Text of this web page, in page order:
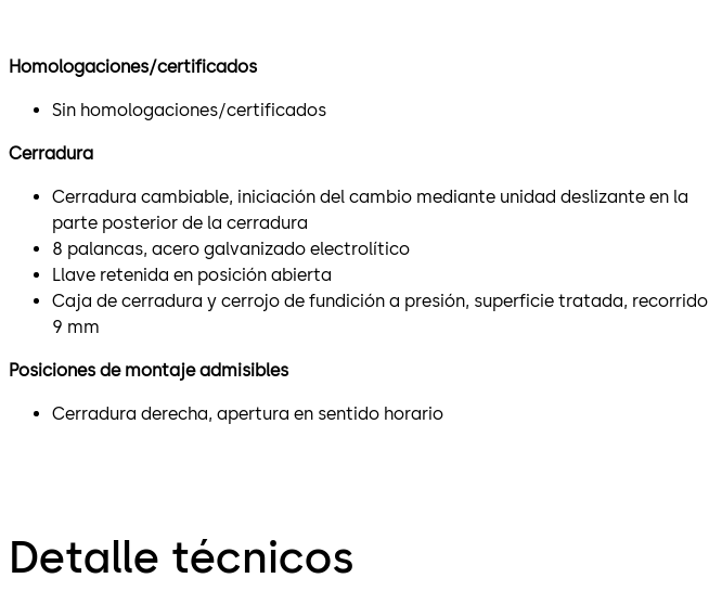
Homologaciones/certificados
Sin homologaciones/certificados
Cerradura
Cerradura cambiable, iniciación del cambio mediante unidad deslizante en la
parte posterior de la cerradura
8 palancas, acero galvanizado electrolítico
Llave retenida en posición abierta
Caja de cerradura y cerrojo de fundición a presión, superficie tratada, recorrido
9 mm
Posiciones de montaje admisibles
Cerradura derecha, apertura en sentido horario
Detalle técnicos